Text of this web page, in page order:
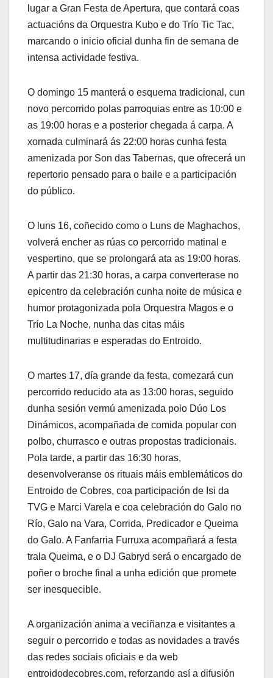
lugar a Gran Festa de Apertura, que contará coas
actuacións da Orquestra Kubo e do Trío Tic Tac,
marcando o inicio oficial dunha fin de semana de
intensa actividade festiva.
O domingo 15 manterá o esquema tradicional, cun
novo percorrido polas parroquias entre as 10:00 e
as 19:00 horas e a posterior chegada á carpa. A
xornada culminará ás 22:00 horas cunha festa
amenizada por Son das Tabernas, que ofrecerá un
repertorio pensado para o baile e a participación
do público.
O luns 16, coñecido como o Luns de Maghachos,
volverá encher as rúas co percorrido matinal e
vespertino, que se prolongará ata as 19:00 horas.
A partir das 21:30 horas, a carpa converterase no
epicentro da celebración cunha noite de música e
humor protagonizada pola Orquestra Magos e o
Trío La Noche, nunha das citas máis
multitudinarias e esperadas do Entroido.
O martes 17, día grande da festa, comezará cun
percorrido reducido ata as 13:00 horas, seguido
dunha sesión vermú amenizada polo Dúo Los
Dinámicos, acompañada de comida popular con
polbo, churrasco e outras propostas tradicionais.
Pola tarde, a partir das 16:30 horas,
desenvolveranse os rituais máis emblemáticos do
Entroido de Cobres, coa participación de Isi da
TVG e Marci Varela e coa celebración do Galo no
Río, Galo na Vara, Corrida, Predicador e Queima
do Galo. A Fanfarria Furruxa acompañará a festa
trala Queima, e o DJ Gabryd será o encargado de
poñer o broche final a unha edición que promete
ser inesquecible.
A organización anima a veciñanza e visitantes a
seguir o percorrido e todas as novidades a través
das redes sociais oficiais e da web
entroidodecobres.com, reforzando así a difusión